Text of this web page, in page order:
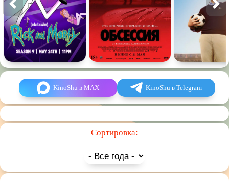
KinoShu в MAX KinoShu в Telegram
Сортировка: